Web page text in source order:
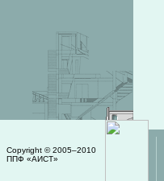
Copyright © 2005–2010
ППФ «АИСТ»